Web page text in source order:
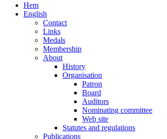
Hem
English
Contact
Links
Medals
Membership
About
History
Organisation
Patron
Board
Auditors
Nominating committee
Web site
Statutes and regulations
Publications